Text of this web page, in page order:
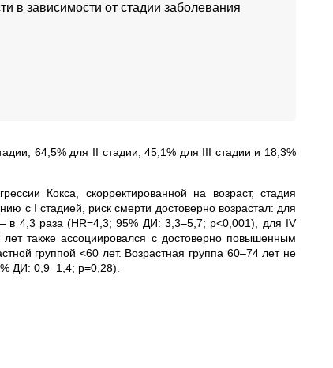
в зависимости от стадии заболевания
64,5% для II стадии, 45,1% для III стадии и 18,3%
Кокса, скорректированной на возраст, стадия
с I стадией, риск смерти достоверно возрастал: для
4,3 раза (HR=4,3; 95% ДИ: 3,3–5,7; p<0,001), для IV
также ассоциировался с достоверно повышенным
группой <60 лет. Возрастная группа 60–74 лет не
ДИ: 0,9–1,4; p=0,28).